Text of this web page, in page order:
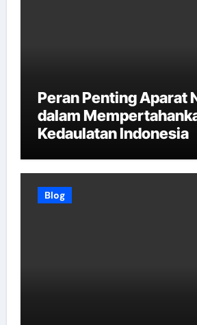
Peran Penting Aparat
dalam
Kedaulatan Indonesia
Blog